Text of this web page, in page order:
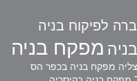
לפיקוח בניה
מפקח בניה
מפקח בניה בכפר הס